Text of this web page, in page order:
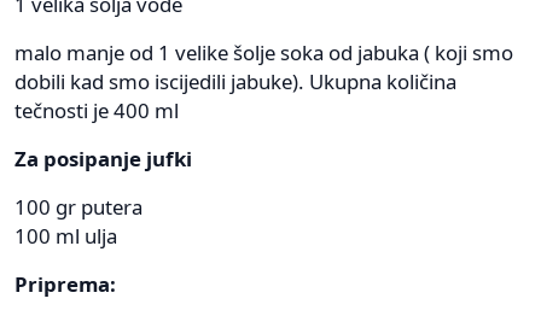
malo manje od 1 velike šolje soka od jabuka ( koji smo
dobili kad smo iscijedili jabuke). Ukupna količina
tečnosti je 400 ml
Za posipanje jufki
100 gr putera
100 ml ulja
Priprema: